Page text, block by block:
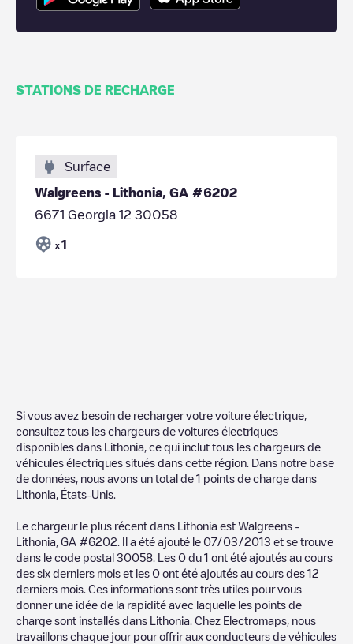
STATIONS DE RECHARGE
Surface
Walgreens - Lithonia, GA #6202
6671 Georgia 12 30058
x 1
Si vous avez besoin de recharger votre voiture électrique,
consultez tous les chargeurs de voitures électriques
disponibles dans Lithonia , ce qui inclut tous les chargeurs de
véhicules électriques situés dans cette région. Dans notre base
de données, nous avons un total de 1 points de charge dans
Lithonia États-Unis
Le chargeur le plus récent dans Lithonia est Walgreens -
Lithonia, GA #6202 . Il a été ajouté le 07/03/2013 et se trouve
dans le code postal 30058 . Les 0 du 1 ont été ajoutés au cours
des six derniers mois et les 0 ont été ajoutés au cours des 12
derniers mois. Ces informations sont très utiles pour vous
donner une idée de la rapidité avec laquelle les points de
charge sont installés dans Lithonia . Chez Electromaps, nous
travaillons chaque jour pour offrir aux conducteurs de véhicules